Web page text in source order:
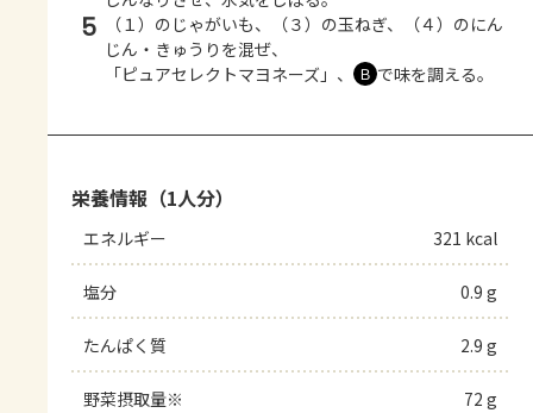
5
（１）のじゃがいも、（３）の玉ねぎ、（４）のにん
じん・きゅうりを混ぜ、
「ピュアセレクトマヨネーズ」、
Ｂ で味を調える。
栄養情報（1人分）
エネルギー 321 kcal
塩分 0.9 g
たんぱく質 2.9 g
野菜摂取量※ 72 g